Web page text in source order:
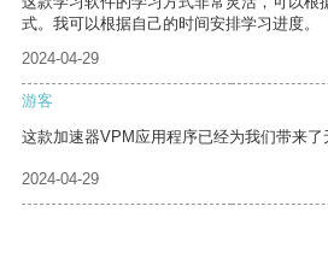
式。我可以根据自己的时间安排学习进度。
2024-04-29
游客
这款加速器VPM应用程序已经为我们带来了
2024-04-29